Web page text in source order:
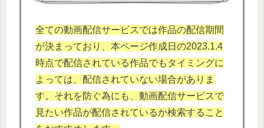
全ての動画配信サービスでは作品の配信期間
が決まっており、本ページ作成日の2023.1.4
時点で配信されている作品でもタイミングに
よっては、配信されていない場合がありま
す。それを防ぐ為にも、動画配信サービスで
見たい作品が配信されているか検索すること